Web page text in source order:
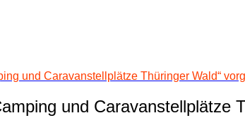
und Caravanstellplätze Thüringer Wald“
und Caravanstellplätze